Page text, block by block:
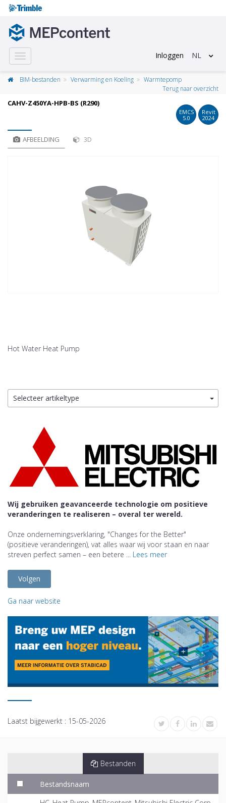
Toggle
navigation
Inloggen NL
BIM-bestanden Verwarming en Koeling
Warmtepomp
Terug naar overzicht
CAHV-Z450YA-HPB-BS (R290)
EMCS
5.0
Revit
2024
AFBEELDING 3D
Hot Water Heat Pump
Selecteer artikeltype
Wij gebruiken geavanceerde technologie om positieve
veranderingen te realiseren – overal ter wereld.
Onze ondernemingsverklaring, "Changes for the Better"
(positieve veranderingen), vat alles waar wij voor staan en naar
streven perfect samen – een betere ... Lees meer
Volgen
Ga naar website
Laatst bijgewerkt : 15-05-2026
Bestanden
Bestandsnaam